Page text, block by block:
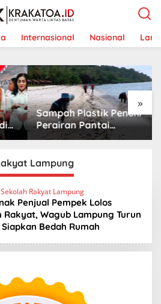
Internasional Nasional
»
Sampah Plastik Penuhi
Perairan Pantai
Mutun-Pulau Tangkil,
Tangan
Lampung
Rakyat Lampung
Penjual Pempek Lolos
Rakyat, Wagub Lampung Turun
Bedah Rumah